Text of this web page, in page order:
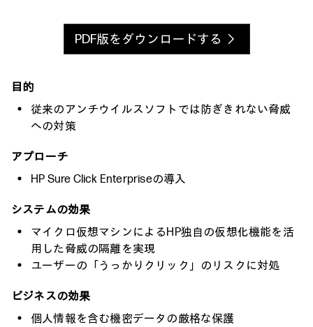
PDF版をダウンロードする
目的
従来のアンチウイルスソフトでは防ぎきれない脅威
への対策
アプローチ
HP Sure Click Enterpriseの導入
システムの効果
マイクロ仮想マシンによるHP独自の仮想化機能を活
用した脅威の隔離を実現
ユーザーの「うっかりクリック」のリスクに対処
ビジネスの効果
個人情報を含む機密データの厳格な保護